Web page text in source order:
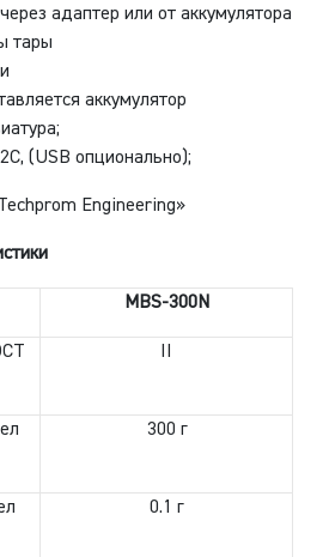
адаптер или от аккумулятора
тары
аккумулятор
(USB опционально);
Engineering»
MBS-300N
300 г
0.1 г